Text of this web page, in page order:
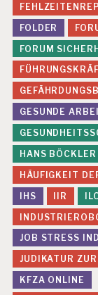
FOLDER
FORUM
GESUNDE
HANS
HÄUFIGKEIT
IHS
IIR
JOB STRESS
JUDIKATUR
KFZA ONLINE